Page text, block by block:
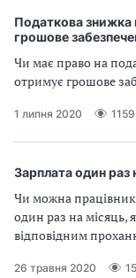
Податкова
грошове
Чи має право на
отримує грошове
1 липня 2020 1159
Зарплата один раз
Чи можна
один раз на місяць,
відповідним
26 травня 2020